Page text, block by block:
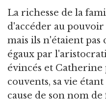
La richesse de la
d'accéder au
mais ils n'étaient pas
égaux par
évincés et Catherine
couvents, sa vie
cause de son nom